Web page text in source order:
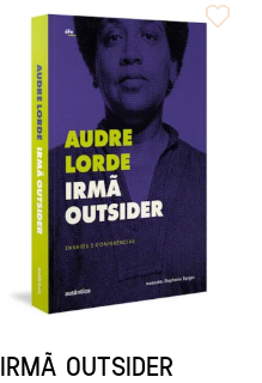
IRMÃ OUTSIDER